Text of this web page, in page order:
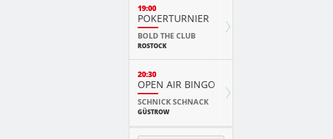
19:00
POKERTURNIER
BOLD THE CLUB
ROSTOCK
20:30
OPEN AIR BINGO
SCHNICK SCHNACK
GÜSTROW